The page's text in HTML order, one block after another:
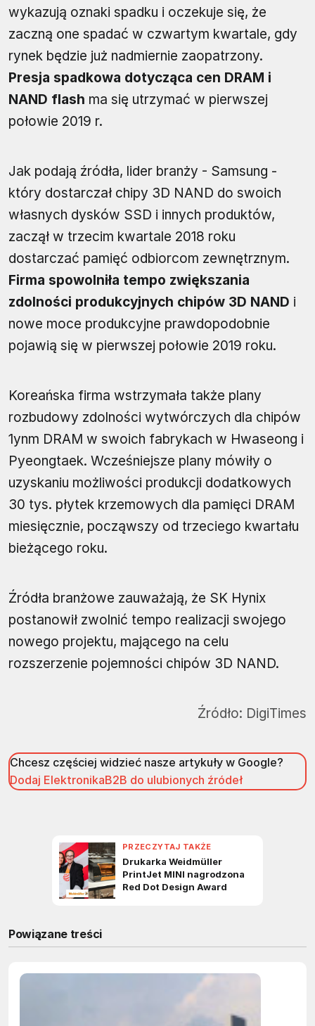
wykazują oznaki spadku i oczekuje się, że
zaczną one spadać w czwartym kwartale, gdy
rynek będzie już nadmiernie zaopatrzony.
Presja spadkowa dotycząca cen DRAM i
NAND flash ma się utrzymać w pierwszej
połowie 2019 r.
Jak podają źródła, lider branży - Samsung -
który dostarczał chipy 3D NAND do swoich
własnych dysków SSD i innych produktów,
zaczął w trzecim kwartale 2018 roku
dostarczać pamięć odbiorcom zewnętrznym.
Firma spowolniła tempo zwiększania
zdolności produkcyjnych chipów 3D NAND i
nowe moce produkcyjne prawdopodobnie
pojawią się w pierwszej połowie 2019 roku.
Koreańska firma wstrzymała także plany
rozbudowy zdolności wytwórczych dla chipów
1ynm DRAM w swoich fabrykach w Hwaseong i
Pyeongtaek. Wcześniejsze plany mówiły o
uzyskaniu możliwości produkcji dodatkowych
30 tys. płytek krzemowych dla pamięci DRAM
miesięcznie, począwszy od trzeciego kwartału
bieżącego roku.
Źródła branżowe zauważają, że SK Hynix
postanowił zwolnić tempo realizacji swojego
nowego projektu, mającego na celu
rozszerzenie pojemności chipów 3D NAND.
Źródło: DigiTimes
Chcesz częściej widzieć nasze artykuły w Google?
Dodaj ElektronikaB2B do ulubionych źródeł
Powiązane treści